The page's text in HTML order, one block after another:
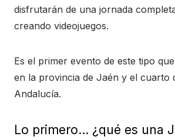
disfrutarán de una jornada
creando videojuegos.
Es el primer evento de este tipo
en la provincia de Jaén y el cuarto
Andalucía.
Lo primero… ¿qué es una